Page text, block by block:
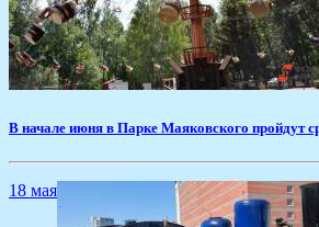
​В начале июня в Парке Маяковского пройдут
18 мая